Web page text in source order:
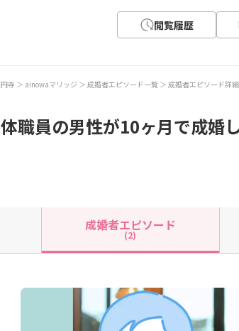
閲覧履歴
寺 ainowaマリッジ 成婚者エピソード一覧 成婚者エピソード詳細
職員の男性が10ヶ月で成婚
成婚者エピソード
(2)